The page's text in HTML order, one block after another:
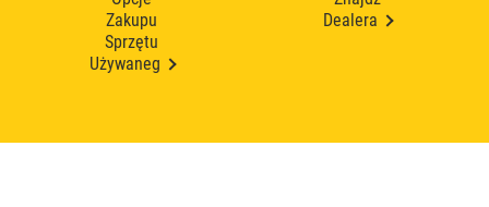
Zakupu
Sprzętu
Używaneg
Dealera